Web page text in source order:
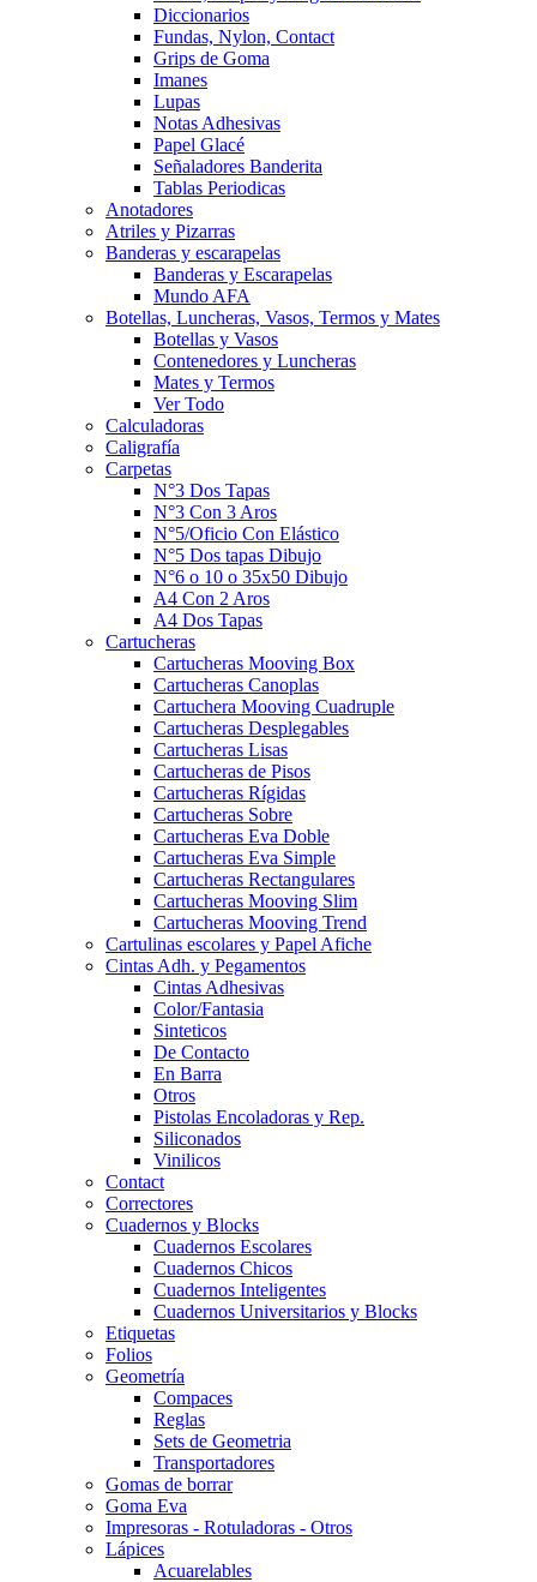
Diccionarios
Fundas, Nylon, Contact
Grips de Goma
Imanes
Lupas
Notas Adhesivas
Papel Glacé
Señaladores Banderita
Tablas Periodicas
Anotadores
Atriles y Pizarras
Banderas y escarapelas
Banderas y Escarapelas
Mundo AFA
Botellas, Luncheras, Vasos, Termos y Mates
Botellas y Vasos
Contenedores y Luncheras
Mates y Termos
Ver Todo
Calculadoras
Caligrafía
Carpetas
N°3 Dos Tapas
N°3 Con 3 Aros
N°5/Oficio Con Elástico
N°5 Dos tapas Dibujo
N°6 o 10 o 35x50 Dibujo
A4 Con 2 Aros
A4 Dos Tapas
Cartucheras
Cartucheras Mooving Box
Cartucheras Canoplas
Cartuchera Mooving Cuadruple
Cartucheras Desplegables
Cartucheras Lisas
Cartucheras de Pisos
Cartucheras Rígidas
Cartucheras Sobre
Cartucheras Eva Doble
Cartucheras Eva Simple
Cartucheras Rectangulares
Cartucheras Mooving Slim
Cartucheras Mooving Trend
Cartulinas escolares y Papel Afiche
Cintas Adh. y Pegamentos
Cintas Adhesivas
Color/Fantasia
Sinteticos
De Contacto
En Barra
Otros
Pistolas Encoladoras y Rep.
Siliconados
Vinilicos
Contact
Correctores
Cuadernos y Blocks
Cuadernos Escolares
Cuadernos Chicos
Cuadernos Inteligentes
Cuadernos Universitarios y Blocks
Etiquetas
Folios
Geometría
Compaces
Reglas
Sets de Geometria
Transportadores
Gomas de borrar
Goma Eva
Impresoras - Rotuladoras - Otros
Lápices
Acuarelables